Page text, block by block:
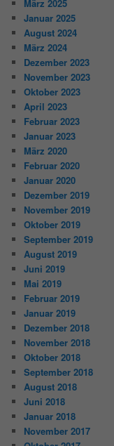
März 2025
Januar 2025
August 2024
März 2024
Dezember 2023
November 2023
Oktober 2023
April 2023
Februar 2023
Januar 2023
März 2020
Februar 2020
Januar 2020
Dezember 2019
November 2019
Oktober 2019
September 2019
August 2019
Juni 2019
Mai 2019
Februar 2019
Januar 2019
Dezember 2018
November 2018
Oktober 2018
September 2018
August 2018
Juni 2018
Januar 2018
November 2017